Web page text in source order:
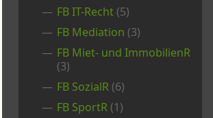
FB IT-Recht (5)
FB Mediation (3)
FB Miet- und ImmobilienR
(3)
FB SozialR (6)
FB SportR (1)